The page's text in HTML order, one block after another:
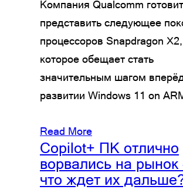
Компания Qualcomm
представить следующее
процессоров Snapdragon X2,
которое обещает стать
значительным шагом
развитии Windows 11 on
Read More
Copilot+ ПК отлично
ворвались на рынок
что ждет их